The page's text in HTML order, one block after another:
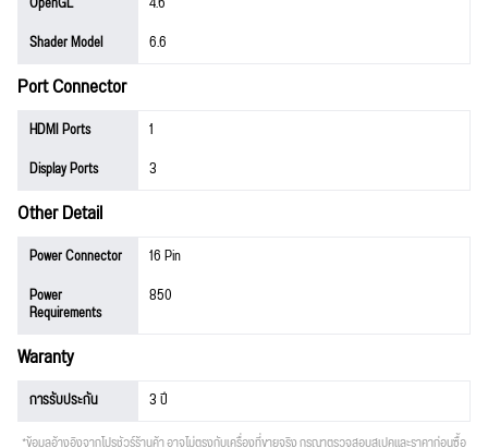
Shader Model
6.6
Port Connector
HDMI Ports
1
Display Ports
3
Other Detail
Power Connector
16 Pin
Power
Requirements
850
Waranty
การรับประกัน 3 ปี